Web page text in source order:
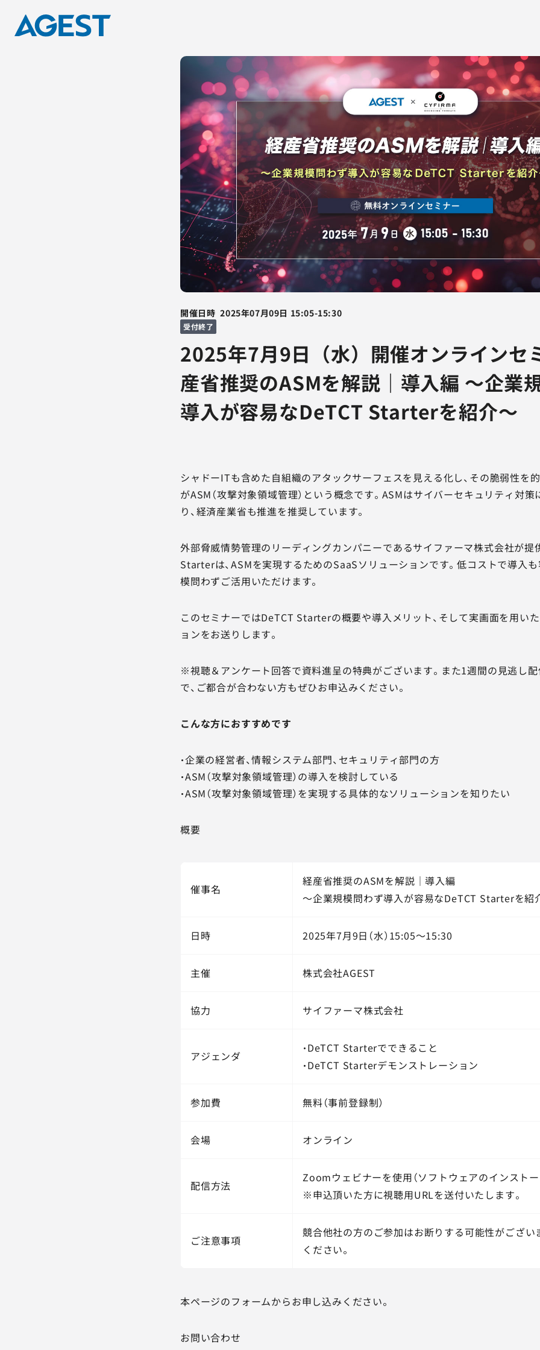
開催日時 2025年07月09日 15:05-15:30
受付終了
2025年7月9日（水）開催オンラインセ
産省推奨のASMを解説｜導入編 ～企業
導入が容易なDeTCT Starterを紹介～
シャドーITも含めた自組織のアタックサーフェスを見える化し、その脆弱性を
がASM（攻撃対象領域管理）という概念です。ASMはサイバーセキュリティ対
り、経済産業省も推進を推奨しています。
外部脅威情勢管理のリーディングカンパニーであるサイファーマ株式会社が提
Starterは、ASMを実現するためのSaaSソリューションです。低コストで導入も
模問わずご活用いただけます。
このセミナーではDeTCT Starterの概要や導入メリット、そして実画面を用い
ョンをお送りします。
※視聴＆アンケート回答で資料進呈の特典がございます。また1週間の見逃し
で、ご都合が合わない方もぜひお申込みください。
こんな方におすすめです
・企業の経営者、情報システム部門、セキュリティ部門の方
・ASM（攻撃対象領域管理）の導入を検討している
・ASM（攻撃対象領域管理）を実現する具体的なソリューションを知りたい
概要
催事名
経産省推奨のASMを解説｜導入編
～企業規模問わず導入が容易なDeTCT Starterを紹
日時 2025年7月9日（水）15:05～15:30
主催 株式会社AGEST
協力 サイファーマ株式会社
アジェンダ
・DeTCT Starterでできること
・DeTCT Starterデモンストレーション
参加費 無料（事前登録制）
会場 オンライン
配信方法
Zoomウェビナーを使用（ソフトウェアのインストー
※申込頂いた方に視聴用URLを送付いたします。
ご注意事項
競合他社の方のご参加はお断りする可能性がござい
ください。
本ページのフォームからお申し込みください。
お問い合わせ